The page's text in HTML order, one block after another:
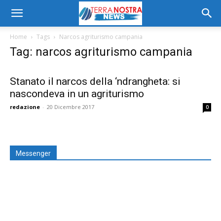
Home Tags Narcos agriturismo campania
Tag: narcos agriturismo campania
Stanato il narcos della ‘ndrangheta: si
nascondeva in un agriturismo
redazione - 20 Dicembre 2017 0
Messenger